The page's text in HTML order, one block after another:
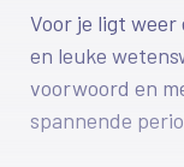
Voor je ligt
en leuke
voorwoord en
spannende